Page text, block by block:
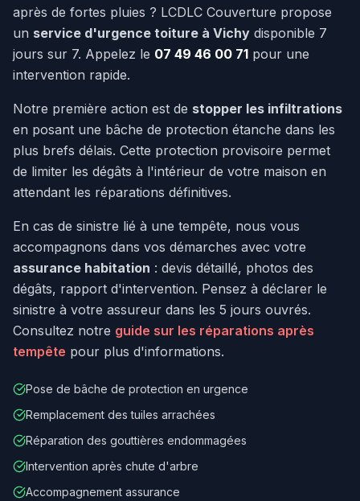
après de fortes pluies ? LCDLC Couverture propose
un service d'urgence toiture à Vichy disponible 7
jours sur 7. Appelez le 07 49 46 00 71 pour une
intervention rapide.
Notre première action est de stopper les infiltrations
en posant une bâche de protection étanche dans les
plus brefs délais. Cette protection provisoire permet
de limiter les dégâts à l'intérieur de votre maison en
attendant les réparations définitives.
En cas de sinistre lié à une tempête, nous vous
accompagnons dans vos démarches avec votre
assurance habitation : devis détaillé, photos des
dégâts, rapport d'intervention. Pensez à déclarer le
sinistre à votre assureur dans les 5 jours ouvrés.
Consultez notre guide sur les réparations après
tempête pour plus d'informations.
Pose de bâche de protection en urgence
Remplacement des tuiles arrachées
Réparation des gouttières endommagées
Intervention après chute d'arbre
Accompagnement assurance